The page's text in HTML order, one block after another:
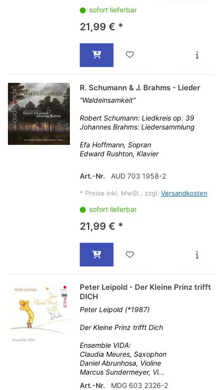
sofort lieferbar
21,99 € *
R. Schumann & J. Brahms - Lieder
“Waldeinsamkeit”
Robert Schumann: Liedkreis op. 39
Johannes Brahms: Liedersammlung
Efa Hoffmann, Sopran
Edward Rushton, Klavier
Art.-Nr. AUD 703 1958-2
* Preise inkl. MwSt., zzgl. Versandkosten
sofort lieferbar
21,99 € *
Peter Leipold - Der Kleine Prinz trifft
DICH
Peter Leipold (*1987)
Der Kleine Prinz trifft Dich
Ensemble VIDA:
Claudia Meures, Saxophon
Daniel Abrunhosa, Violine
Marcus Sundermeyer, Vi...
Art.-Nr.
MDG 603 2326-2